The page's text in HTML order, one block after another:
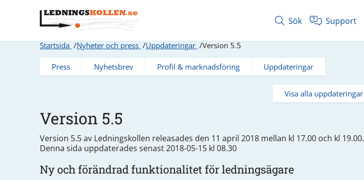
Sök Support
Startsida Nyheter och press Uppdateringar Version 5.5
Press Nyhetsbrev Profil & marknadsföring Uppdateringar
Visa alla uppdateringar
Version 5.5
Version 5.5 av Ledningskollen releasades den 11 april 2018 mellan kl 17.00 och kl 19.00.
Denna sida uppdaterades senast 2018-05-15 kl 08.30
Ny och förändrad funktionalitet för ledningsägare